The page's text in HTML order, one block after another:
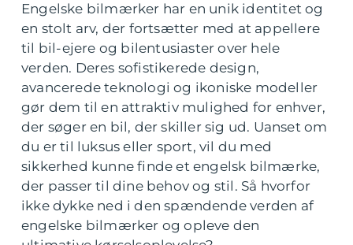
Engelske bilmærker har en unik identitet og
en stolt arv, der fortsætter med at appellere
til bil-ejere og bilentusiaster over hele
verden. Deres sofistikerede design,
avancerede teknologi og ikoniske modeller
gør dem til en attraktiv mulighed for enhver,
der søger en bil, der skiller sig ud. Uanset om
du er til luksus eller sport, vil du med
sikkerhed kunne finde et engelsk bilmærke,
der passer til dine behov og stil. Så hvorfor
ikke dykke ned i den spændende verden af
engelske bilmærker og opleve den